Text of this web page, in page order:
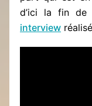
d’ici la fin de
interview